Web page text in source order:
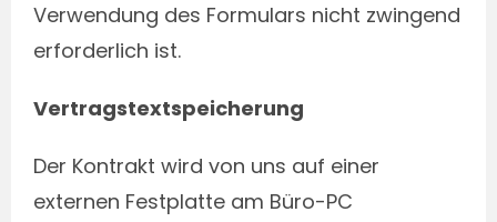
Verwendung des Formulars nicht zwingend
erforderlich ist.
Vertragstextspeicherung
Der Kontrakt wird von uns auf einer
externen Festplatte am Büro-PC